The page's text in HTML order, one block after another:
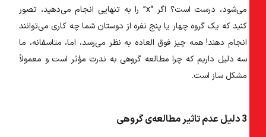
می‌شود، درست است؟ اگر “x” را به تنهایی انجام می‌دهید، تصور
کنید که یک گروه چهار یا پنج نفره از دوستان شما چه کاری می‌توانند
انجام دهند! همه چیز فوق العاده به نظر می‌رسد، اما، متاسفانه، ما
سه دلیل داریم که چرا مطالعه گروهی به ندرت مؤثر است و معمولاً
مشکل ساز است.